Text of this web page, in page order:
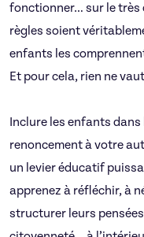
fonctionner… sur le très
règles soient
enfants les
Et pour cela, rien ne
Inclure les enfants dans
renoncement à votre
un levier éducatif
apprenez à réfléchir, à
structurer leurs